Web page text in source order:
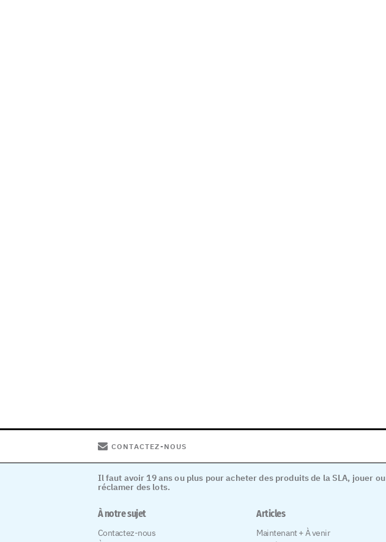
CONTACTEZ-NOUS
Il faut avoir 19 ans ou plus pour acheter des produits de la SLA, jouer ou
réclamer des lots.
À notre sujet
Contactez-nous
Articles
Maintenant + À venir